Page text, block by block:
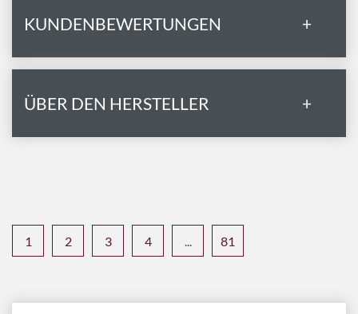
KUNDENBEWERTUNGEN +
ÜBER DEN HERSTELLER +
1 2 3 4 ... 81